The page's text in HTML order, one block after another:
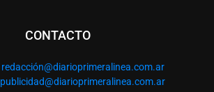
CONTACTO
redacción@diarioprimeralinea.com.ar
publicidad@diarioprimeralinea.com.ar